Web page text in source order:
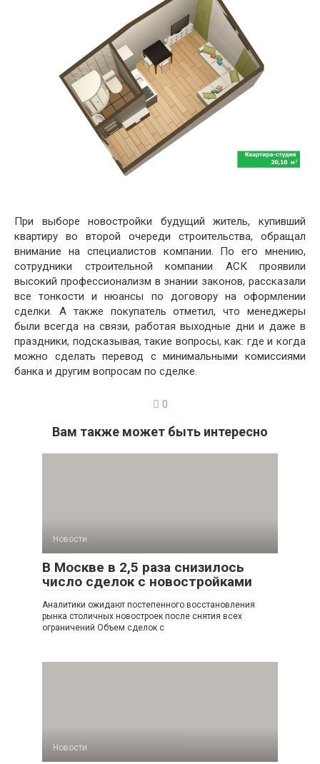
При выборе новостройки будущий житель, купивший
квартиру во второй очереди строительства, обращал
внимание на специалистов компании. По его мнению,
сотрудники строительной компании АСК проявили
высокий профессионализм в знании законов, рассказали
все тонкости и нюансы по договору на оформлении
сделки. А также покупатель отметил, что менеджеры
были всегда на связи, работая выходные дни и даже в
праздники, подсказывая, такие вопросы, как: где и когда
можно сделать перевод с минимальными комиссиями
банка и другим вопросам по сделке.
0
Вам также может быть интересно
Новости
В Москве в 2,5 раза снизилось
число сделок с новостройками
Аналитики ожидают постепенного восстановления
рынка столичных новостроек после снятия всех
ограничений Объем сделок с
Новости